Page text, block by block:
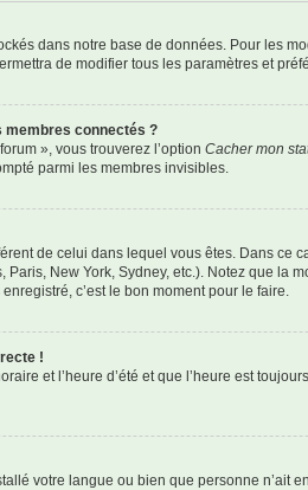
dans notre base de données. Pour les
de modifier tous les paramètres et
membres connectés ?
», vous trouverez l’option Cacher mon
parmi les membres invisibles.
de celui dans lequel vous êtes. Dans ce
New York, Sydney, etc.). Notez que la
c’est le bon moment pour le faire.
!
et l’heure d’été et que l’heure est
votre langue ou bien que personne n’ait